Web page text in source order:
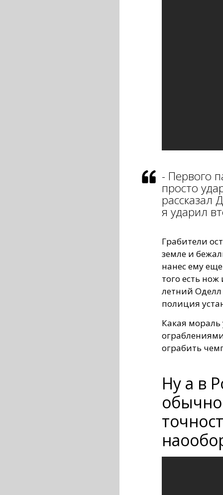
- Первого
просто
рассказал
я ударил
Грабители
земле и
нанес ему
того есть
летний Оделл
полиция
Какая мораль
ограбить
Ну а в